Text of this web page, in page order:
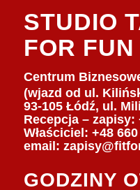
STUDIO
FOR FUN
Centrum
(wjazd od ul.
93-105 Łódź, ul.
Recepcja – zapisy:
Właściciel: +48
email:
GODZINY